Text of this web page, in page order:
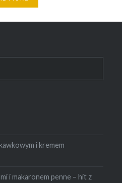
i kremem
i makaronem penne – hit z